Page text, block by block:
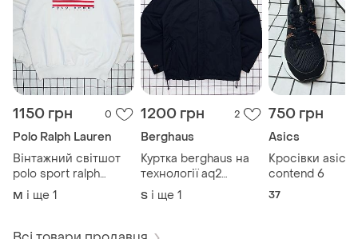
1150 грн 0
Polo Ralph Lauren
Вінтажний світшот
polo sport ralph
lauren 90-х років
made in hong kong
M і ще 1
1200 грн 2
Berghaus
Куртка berghaus на
технології aq2
відштовхує воду
захищає від вітру.
S і ще 1
750 грн
Asics
Кросівки asics
contend 6
37